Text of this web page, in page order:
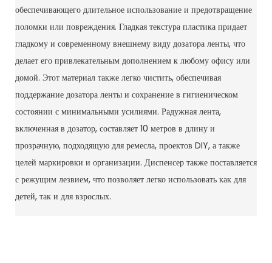
обеспечивающего длительное использование и предотвращение
поломки или повреждения. Гладкая текстура пластика придает
гладкому и современному внешнему виду дозатора ленты, что
делает его привлекательным дополнением к любому офису или
домой. Этот материал также легко чистить, обеспечивая
поддержание дозатора ленты и сохранение в гигиеническом
состоянии с минимальными усилиями. Радужная лента,
включенная в дозатор, составляет 10 метров в длину и
прозрачную, подходящую для ремесла, проектов DIY, а также
целей маркировки и организации. Диспенсер также поставляется
с режущим лезвием, что позволяет легко использовать как для
детей, так и для взрослых.